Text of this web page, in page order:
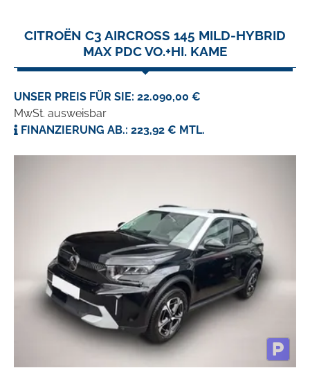
CITROËN C3 AIRCROSS 145 MILD-HYBRID
MAX PDC VO.+HI. KAME
UNSER PREIS FÜR SIE: 22.090,00 €
MwSt. ausweisbar
FINANZIERUNG AB.: 223,92 € MTL.